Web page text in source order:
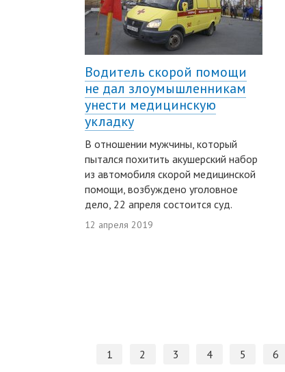
Водитель скорой помощи
не дал злоумышленникам
унести медицинскую
укладку
В отношении мужчины, который
пытался похитить акушерский набор
из автомобиля скорой медицинской
помощи, возбуждено уголовное
дело, 22 апреля состоится суд.
12 апреля 2019
1 2 3 4 5 6